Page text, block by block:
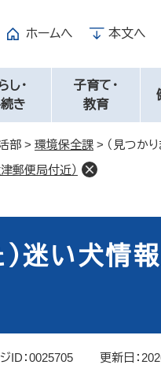
ホームへ 本文へ
し・
き
子育て・
教育
部 > 環境保全課 > （見つか
郵便局付近）
迷い犬情
ID：0025705 更新日：